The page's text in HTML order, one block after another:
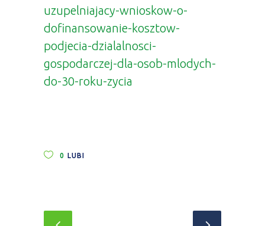
uzupelniajacy-wnioskow-o-
dofinansowanie-kosztow-
podjecia-dzialalnosci-
gospodarczej-dla-osob-mlodych-
do-30-roku-zycia
0 LUBI